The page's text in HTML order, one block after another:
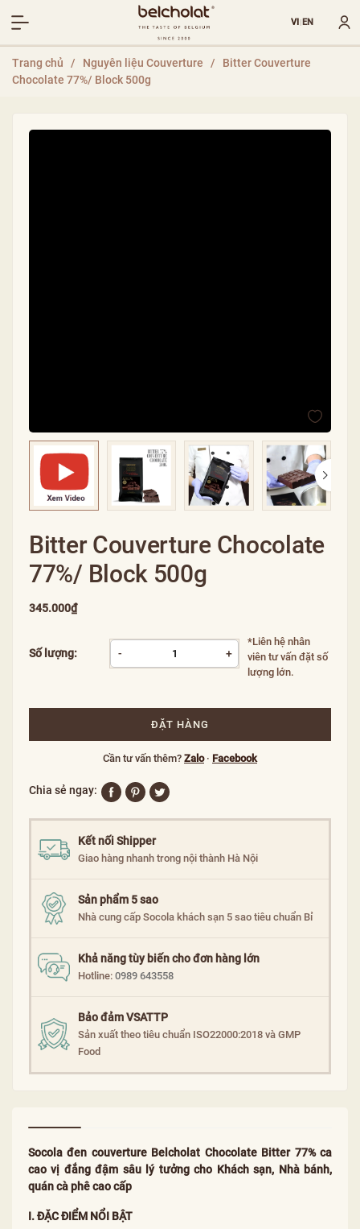
VI|EN
Trang chủ / Nguyên liệu Couverture /
Bitter Couverture
Chocolate 77%/ Block 500g
Bitter Couverture Chocolate
77%/ Block 500g
345.000₫
Số lượng: - +
*Liên hệ nhân
viên tư vấn đặt số
lượng lớn.
ĐẶT HÀNG
Cần tư vấn thêm? Zalo · Facebook
Chia sẻ ngay:
Kết nối Shipper
Giao hàng nhanh trong nội thành Hà Nội
Sản phẩm 5 sao
Nhà cung cấp Socola khách sạn 5 sao tiêu chuẩn Bỉ
Khả năng tùy biến cho đơn hàng lớn
Hotline: 0989 643558
Bảo đảm VSATTP
Sản xuất theo tiêu chuẩn ISO22000:2018 và GMP
Food
Socola đen couverture Belcholat Chocolate Bitter 77% ca
cao vị đắng đậm sâu lý tưởng cho Khách sạn, Nhà bánh,
quán cà phê cao cấp
I. ĐẶC ĐIỂM NỔI BẬT